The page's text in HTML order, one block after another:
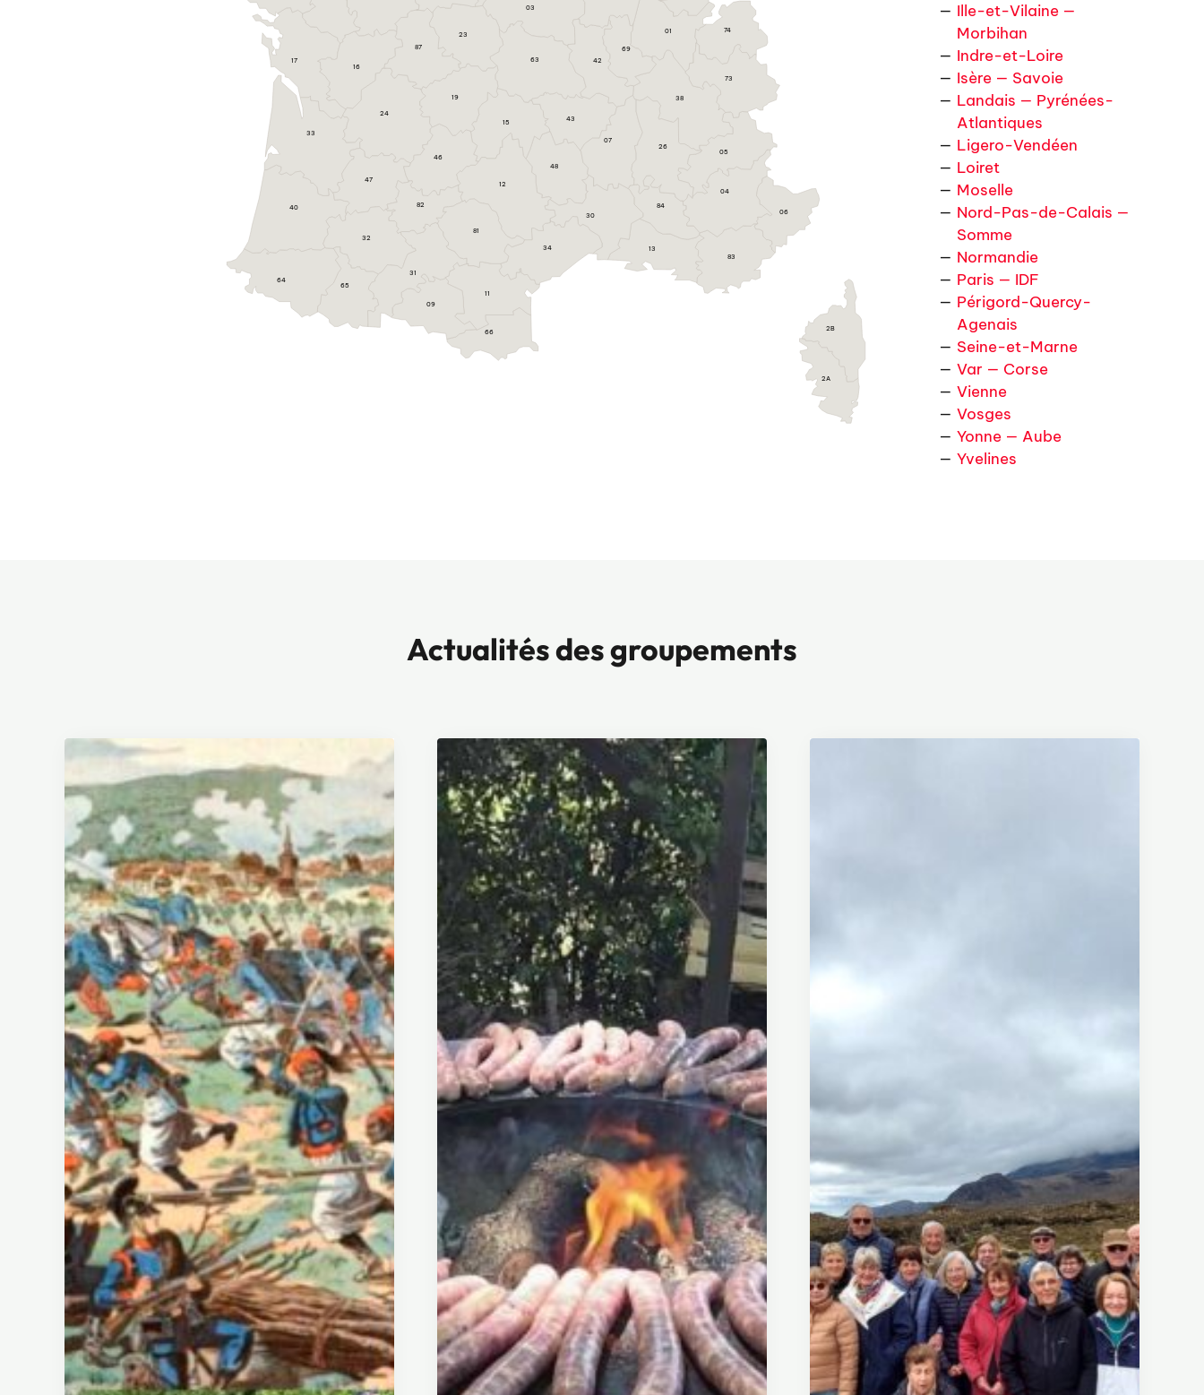
2A
2B
13
84
83
04
06
05
48
03
30
11
34
66
15 43
63
65
64
40
33
24
47
46
09
32
31
82
12
81
01
38
74
42
69
73
07
26
17
19
23
87
16
Ille-et-Vilaine —
Morbihan
Indre-et-Loire
Isère — Savoie
Landais — Pyrénées-
Atlantiques
Ligero-Vendéen
Loiret
Moselle
Nord-Pas-de-Calais —
Somme
Normandie
Paris — IDF
Périgord-Quercy-
Agenais
Seine-et-Marne
Var — Corse
Vienne
Vosges
Yonne — Aube
Yvelines
Actualités des groupements